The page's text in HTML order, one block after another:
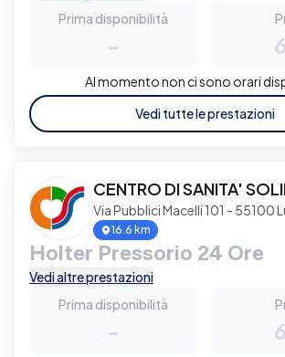
Prima disponibilità
-
Al momento non ci sono orari
Vedi tutte le prestazioni
CENTRO DI SANITA'
Via Pubblici Macelli 101 - 55100
16.6 km
Holter Pressorio 24 Ore
Vedi altre prestazioni
Prima disponibilità
-